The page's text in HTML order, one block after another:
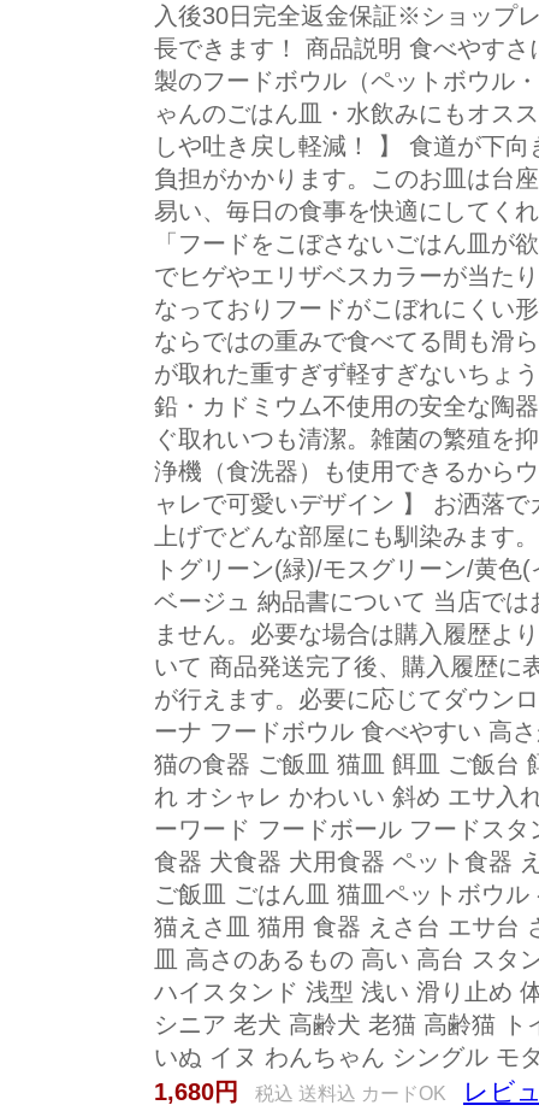
入後30日完全返金保証※ショップ
長できます！ 商品説明 食べやす
製のフードボウル（ペットボウル
ゃんのごはん皿・水飲みにもオス
しや吐き戻し軽減！ 】 食道が下
負担がかかります。このお皿は台
易い、毎日の食事を快適にしてく
「フードをこぼさないごはん皿
でヒゲやエリザベスカラーが当た
なっておりフードがこぼれにくい
ならではの重みで食べてる間も滑
が取れた重すぎず軽すぎないちょ
鉛・カドミウム不使用の安全な陶
ぐ取れいつも清潔。雑菌の繁殖を
浄機（食洗器）も使用できるから
ャレで可愛いデザイン 】 お洒落
上げでどんな部屋にも馴染みます
トグリーン(緑)/モスグリーン/黄
ベージュ 納品書について 当店で
ません。必要な場合は購入履歴よ
いて 商品発送完了後、購入履歴に
が行えます。必要に応じてダウン
ーナ フードボウル 食べやすい 高
猫の食器 ご飯皿 猫皿 餌皿 ご飯台
れ オシャレ かわいい 斜め エサ入
ーワード フードボール フードス
食器 犬食器 犬用食器 ペット食器
ご飯皿 ごはん皿 猫皿ペットボウ
猫えさ皿 猫用 食器 えさ台 エサ台
皿 高さのあるもの 高い 高台 スタ
ハイスタンド 浅型 浅い 滑り止め
シニア 老犬 高齢犬 老猫 高齢猫
いぬ イヌ わんちゃん シングル モ
1,680円
税込 送料込 カードOK
レビ